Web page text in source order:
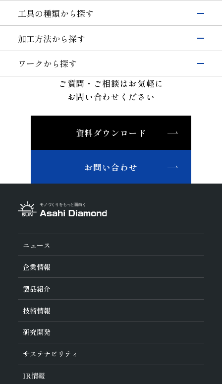
電子・半導体
シリコン
磁性材料
伸線
その他(電子・半導体)
輸送機器
自動車・二輪
その他(輸送機器)
セラミックス(構造部品）
機械付
超硬
軸受
工具の種類から探す
研削工具
精密カッティングツール
切削工具
耐摩耗工具
加工方法から探す
切断・溝入れ
ツルーイング・ドレッシング
ワークから探す
非鉄・特殊金属材料
鉄系材料
切削工具材料
石材・建設・鉱業関連材料
研削砥石
ご質問・ご相談はお気軽に
お問い合わせください
資料ダウンロード
お問い合わせ
ニュース
企業情報
旭ダイヤについて
ダイヤの輪
ご挨拶
会社概要
沿革
役員紹介
事業紹介
活動拠点
製品紹介
業種から探す
工具の種類から探す
加工方法から探す
ワークから探す
技術情報
ダイヤモンド工具・
教えて！研削工具
ご使⽤上の注意
各製品の安全な取扱いについて
トラブルシューティング
研究開発
研究開発について
対外発表一覧
イノベーションストーリー
サステナビリティ
サステナビリティポリシー
コーポレート・ガバナンス
IR情報